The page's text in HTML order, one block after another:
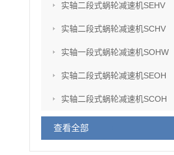
实轴二段式蜗轮减速机SEHV
实轴二段式蜗轮减速机SCHV
实轴一段式蜗轮减速机SOHW
实轴二段式蜗轮减速机SEOH
实轴二段式蜗轮减速机SCOH
查看全部